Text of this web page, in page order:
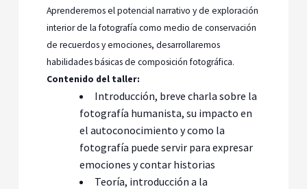
Aprenderemos el potencial narrativo y de exploración
interior de la fotografía como medio de conservación
de recuerdos y emociones, desarrollaremos
habilidades básicas de composición fotográfica.
Contenido del taller:
Introducción, breve charla sobre la
fotografía humanista, su impacto en
el autoconocimiento y como la
fotografía puede servir para expresar
emociones y contar historias
Teoría, introducción a la